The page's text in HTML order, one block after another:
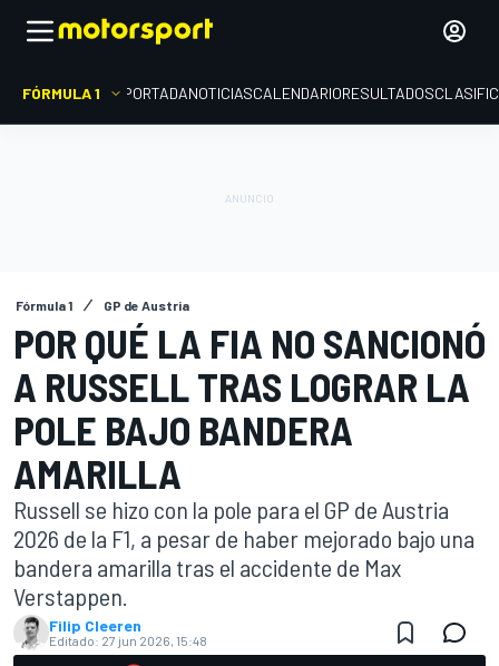
FÓRMULA 1 PORTADANOTICIASCALENDARIORESULTADOS
Fórmula 1 GP de Austria
POR QUÉ LA FIA NO SANCIONÓ
A RUSSELL TRAS LOGRAR LA
POLE BAJO BANDERA
AMARILLA
Russell se hizo con la pole para el GP de Austria
2026 de la F1, a pesar de haber mejorado bajo una
bandera amarilla tras el accidente de Max
Verstappen.
Filip Cleeren
Editado: 27 jun 2026, 15:48